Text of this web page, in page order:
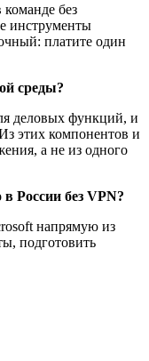
без
инструменты
платите один
среды?
деловых функций, и
этих компонентов и
а не из одного
России без VPN?
напрямую из
подготовить